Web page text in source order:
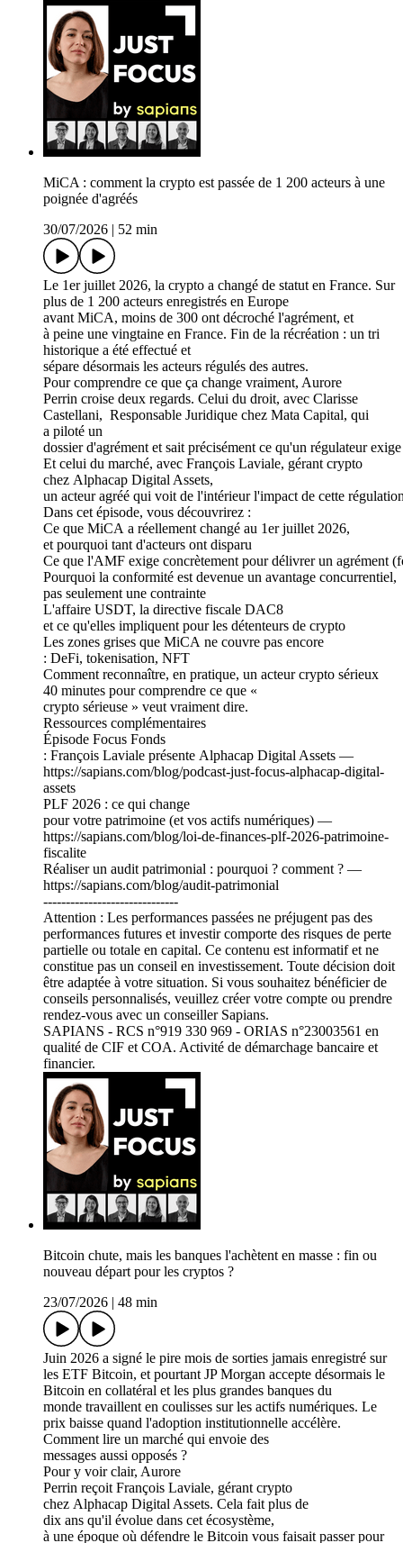
MiCA : comment la crypto est passée de 1 200 acteurs à une
poignée d'agréés
30/07/2026
52 min
Le 1er juillet 2026, la crypto a changé de statut en France. Sur
plus de 1 200 acteurs enregistrés en Europe
avant MiCA, moins de 300 ont décroché l'agrément, et
à peine une vingtaine en France. Fin de la récréation : un tri
historique a été effectué et
sépare désormais les acteurs régulés des autres.
Pour comprendre ce que ça change vraiment, Aurore
Perrin croise deux regards. Celui du droit, avec Clarisse
Castellani, Responsable Juridique chez Mata Capital, qui
a piloté un
dossier d'agrément et sait précisément ce qu'un régulateur
Et celui du marché, avec François Laviale, gérant crypto
chez Alphacap Digital Assets,
un acteur agréé qui voit de l'intérieur l'impact de cette
Dans cet épisode, vous découvrirez :
Ce que MiCA a réellement changé au 1er juillet 2026,
et pourquoi tant d'acteurs ont disparu
Ce que l'AMF exige concrètement pour délivrer un agrément
Pourquoi la conformité est devenue un avantage concurrentiel,
pas seulement une contrainte
L'affaire USDT, la directive fiscale DAC8
et ce qu'elles impliquent pour les détenteurs de crypto
Les zones grises que MiCA ne couvre pas encore
: DeFi, tokenisation, NFT
Comment reconnaître, en pratique, un acteur crypto sérieux
40 minutes pour comprendre ce que «
crypto sérieuse » veut vraiment dire.
Ressources complémentaires
Épisode Focus Fonds
: François Laviale présente Alphacap Digital Assets —
https://sapians.com/blog/podcast-just-focus-alphacap-digital-
assets
PLF 2026 : ce qui change
pour votre patrimoine (et vos actifs numériques) —
https://sapians.com/blog/loi-de-finances-plf-2026-patrimoine-
fiscalite
Réaliser un audit patrimonial : pourquoi ? comment ? —
https://sapians.com/blog/audit-patrimonial
------------------------------
Attention : Les performances passées ne préjugent pas des
performances futures et investir comporte des risques de perte
partielle ou totale en capital. Ce contenu est informatif et ne
constitue pas un conseil en investissement. Toute décision doit
être adaptée à votre situation. Si vous souhaitez bénéficier de
conseils personnalisés, veuillez créer votre compte ou prendre
rendez-vous avec un conseiller Sapians.
SAPIANS - RCS n°919 330 969 - ORIAS n°23003561 en
qualité de CIF et COA. Activité de démarchage bancaire et
financier.
Bitcoin chute, mais les banques l'achètent en masse : fin ou
nouveau départ pour les cryptos ?
23/07/2026
48 min
Juin 2026 a signé le pire mois de sorties jamais enregistré sur
les ETF Bitcoin, et pourtant JP Morgan accepte désormais le
Bitcoin en collatéral et les plus grandes banques du
monde travaillent en coulisses sur les actifs numériques. Le
prix baisse quand l'adoption institutionnelle accélère.
Comment lire un marché qui envoie des
messages aussi opposés ?
Pour y voir clair, Aurore
Perrin reçoit François Laviale, gérant crypto
chez Alphacap Digital Assets. Cela fait plus de
dix ans qu'il évolue dans cet écosystème,
à une époque où défendre le Bitcoin vous faisait passer pour